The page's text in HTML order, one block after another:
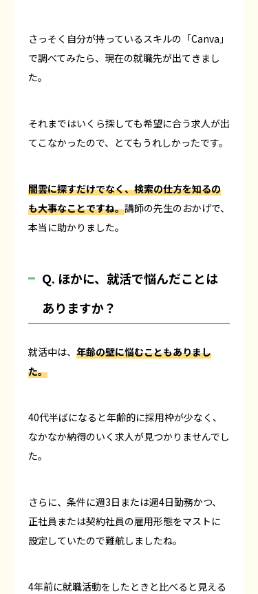
さっそく自分が持っているスキルの「Canva」
で調べてみたら、現在の就職先が出てきまし
た。
それまではいくら探しても希望に合う求人が出
てこなかったので、とてもうれしかったです。
闇雲に探すだけでなく、検索の仕方を知るの
も大事なことですね。講師の先生のおかげで、
本当に助かりました。
Q. ほかに、就活で悩んだことは
ありますか？
就活中は、 年齢の壁に悩むこともありまし
た。
40代半ばになると年齢的に採用枠が少なく、
なかなか納得のいく求人が見つかりませんでし
た。
さらに、条件に週3日または週4日勤務かつ、
正社員または契約社員の雇用形態をマストに
設定していたので難航しましたね。
4年前に就職活動をしたときと比べると見える